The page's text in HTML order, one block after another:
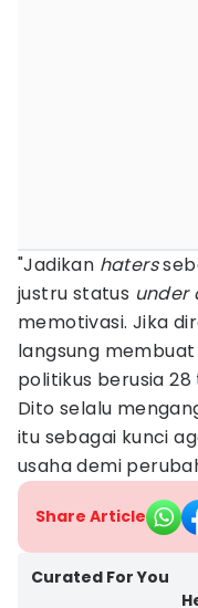
"Jadikan haters
justru status under
memotivasi. Jika
langsung
politikus berusia 28
Dito selalu
itu sebagai kunci
usaha demi
Share Article
Curated For You